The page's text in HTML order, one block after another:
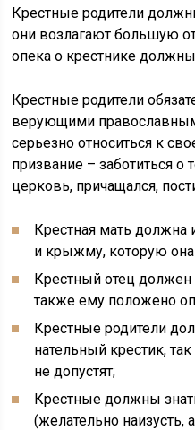
Крестные родители
они возлагают большую
опека о крестнике
Крестные родители
верующими
серьезно относиться к
призвание – заботиться
церковь, причащался,
Крестная мать
и крыжму, которую она
Крестный отец должен
также ему положено
Крестные родители
нательный крестик,
не допустят;
Крестные должны
(желательно наизусть,